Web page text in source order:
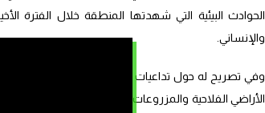
الحوادث البيئية التي شهدتها المنطقة خلال الفترة
والإنساني.
الأراضي الفلاحية والمزروعات، في مساحات واسعة